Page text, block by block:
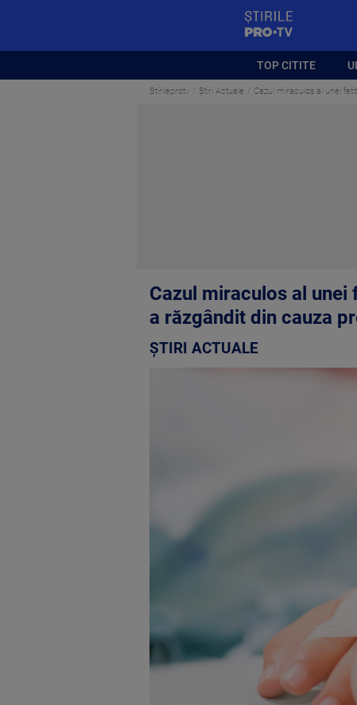
TOP CITITE
Stirileprotv Știri Actuale Cazul miraculos al unei
Cazul miraculos al
a răzgândit din cauza
ȘTIRI ACTUALE